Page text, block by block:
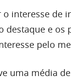
interesse de
destaque e os
pelo
uma média